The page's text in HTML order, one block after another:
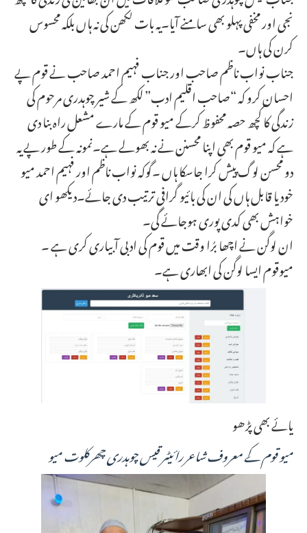
نجی اور مخفی پہلو بھی سامنے آیا۔یہ بات لکھن کی نہ ہاں بلکہ محسوس
کرن کی ہاں۔
جناب نواب ناظم صاحب اور جناب فہیم احمد صاحب نے قوم پے
احسان کرو کہ “صاحب اقلیم ادب” لکھ کے شیر چوہدری مرحوم کی
زندگی کا کچھ حصہ محفوظ کرکے میو قوم کے مارے مشعل راہ بنا دی
ہے کہ میو قوم بھی اپنا محسنن نے نہ بھولے ہے۔نمونہ کے طور پے یہ
دو محسن لوگ پیش کرا جاسکا ہاں ۔گوکہ نواب ناظم اور فہیم احمد میو
خود یا قابل ہاں کی ان کی بائیو گرافی ترتیب دی جائے۔دیکھو ای
خواہش بھی کدی پوری ہوجائے گی۔
ان لوگن نے اچھا برُا وقت میں قوم کی ادبی آبیاری کری ہے ۔
میوقوم ایسا لوگن کی ابھاری ہے۔
یائے بھی پڑھو
میو قوم کے معروف شاعر رائیٹر قیس چوہدری چھرکلوت میو